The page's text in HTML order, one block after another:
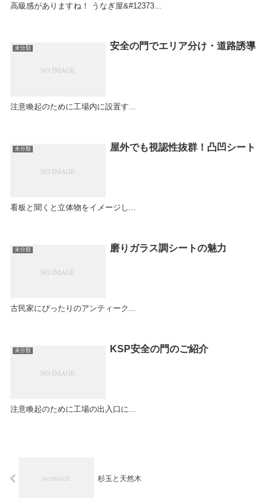
高級感がありますね！ うなぎ屋&#12373...
未分類 安全の門でエリア分け・道路誘導
注意喚起のために工場内に設置す...
未分類 屋外でも視認性抜群！凸凹シート
看板と聞くと立体物をイメージし...
未分類 磨りガラス調シートの魅力
古民家にぴったりのアンティーク...
未分類 KSP安全の門のご紹介
注意喚起のために工場の出入口に...
杉玉と天然木